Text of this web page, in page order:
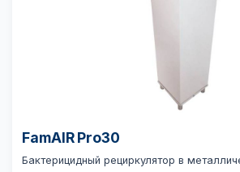
FamAIR Pro30
Бактерицидный рециркулятор в